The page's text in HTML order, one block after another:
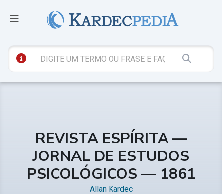
REVISTA ESPÍRITA —
JORNAL DE ESTUDOS
PSICOLÓGICOS — 1861
Allan Kardec